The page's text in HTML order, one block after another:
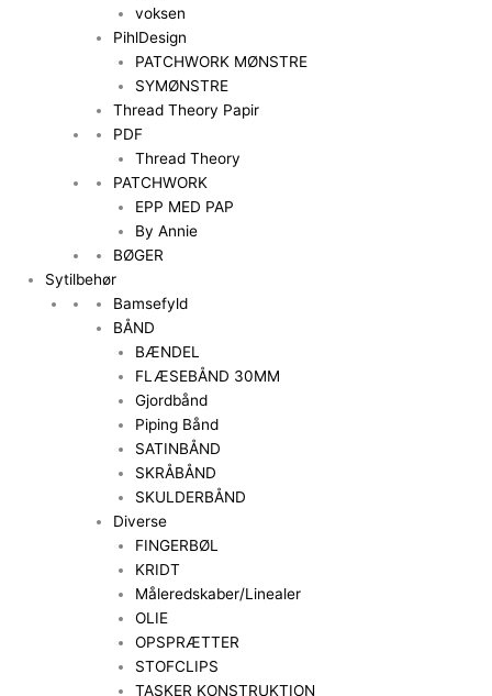
voksen
PihlDesign
PATCHWORK MØNSTRE
SYMØNSTRE
Thread Theory Papir
PDF
Thread Theory
PATCHWORK
EPP MED PAP
By Annie
BØGER
Sytilbehør
Bamsefyld
BÅND
BÆNDEL
FLÆSEBÅND 30MM
Gjordbånd
Piping Bånd
SATINBÅND
SKRÅBÅND
SKULDERBÅND
Diverse
FINGERBØL
KRIDT
Måleredskaber/Linealer
OLIE
OPSPRÆTTER
STOFCLIPS
TASKER KONSTRUKTION